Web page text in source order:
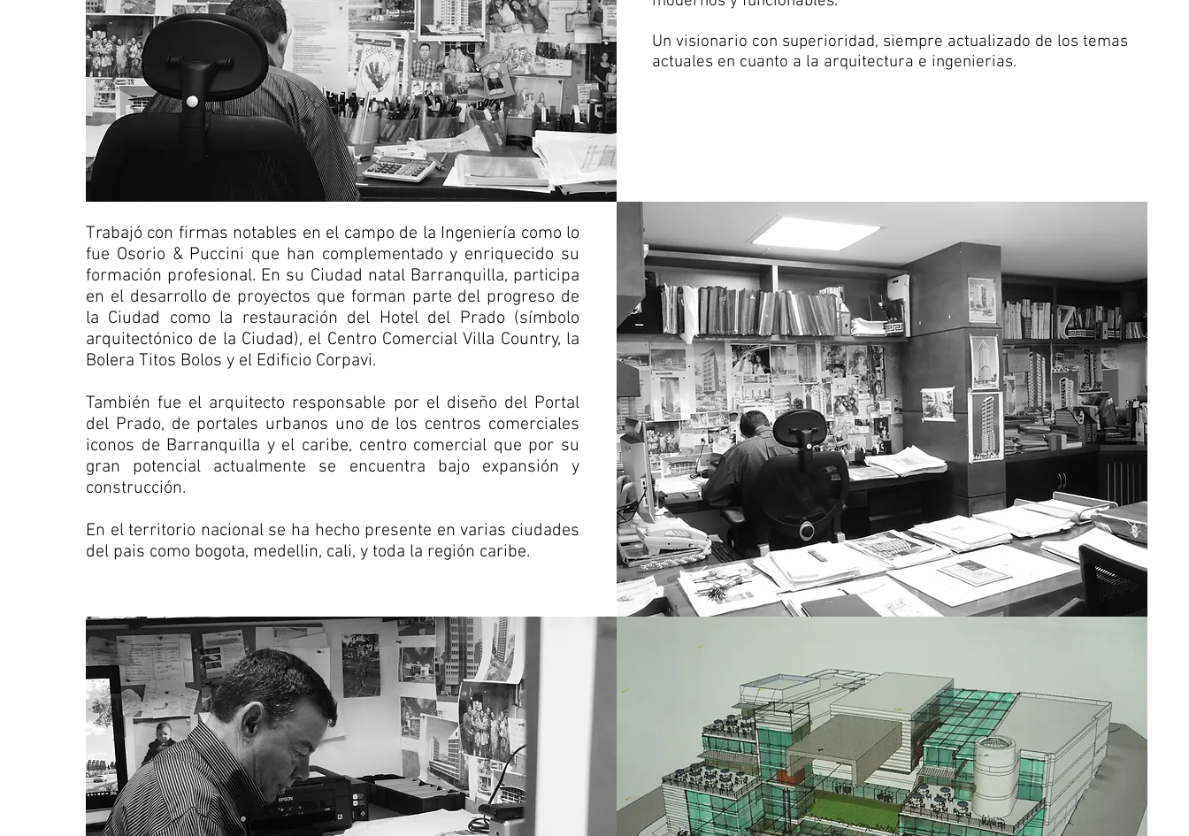
Un visionario con superioridad, siempre actualizado de los temas
actuales en cuanto a la arquitectura e ingenierias.
Trabajó con firmas notables en el campo de la Ingeniería como lo
fue Osorio & Puccini que han complementado y enriquecido su
formación profesional. En su Ciudad natal Barranquilla, participa
en el desarrollo de proyectos que forman parte del progreso de
la Ciudad como la restauración del Hotel del Prado (símbolo
arquitectónico de la Ciudad), el Centro Comercial Villa Country, la
Bolera Titos Bolos y el Edificio Corpavi.
También fue el arquitecto responsable por el diseño del Portal
del Prado, de portales urbanos uno de los centros comerciales
iconos de Barranquilla y el caribe, centro comercial que por su
gran potencial actualmente se encuentra bajo expansión y
construcción.
En el territorio nacional se ha hecho presente en varias ciudades
del pais como bogota, medellin, cali, y toda la región caribe.